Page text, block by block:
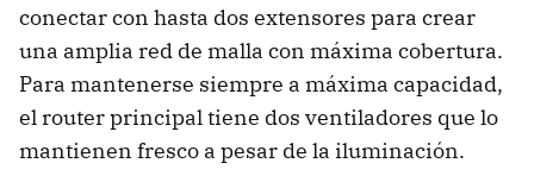
conectar con hasta dos extensores para crear
una amplia red de malla con máxima cobertura.
Para mantenerse siempre a máxima capacidad,
el router principal tiene dos ventiladores que lo
mantienen fresco a pesar de la iluminación.